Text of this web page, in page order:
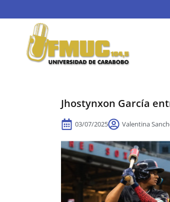
Jhostynxon García
03/07/2025 Valentina